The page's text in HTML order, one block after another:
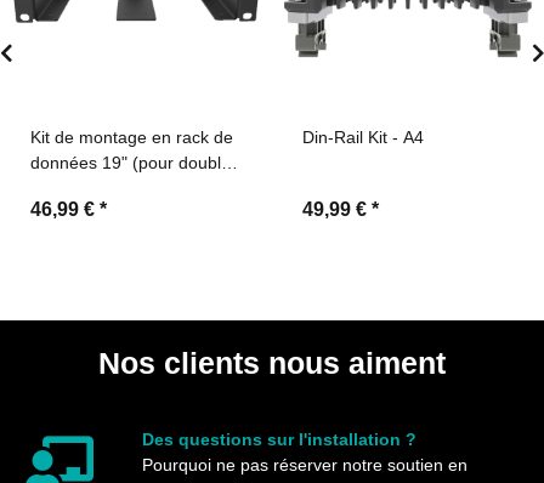
Kit de montage en rack de
données 19" (pour double
46,99 € *
Din-Rail Kit - A4
49,99 € *
Nos clients nous aiment
Des questions sur l'installation ?
Pourquoi ne pas réserver notre soutien en